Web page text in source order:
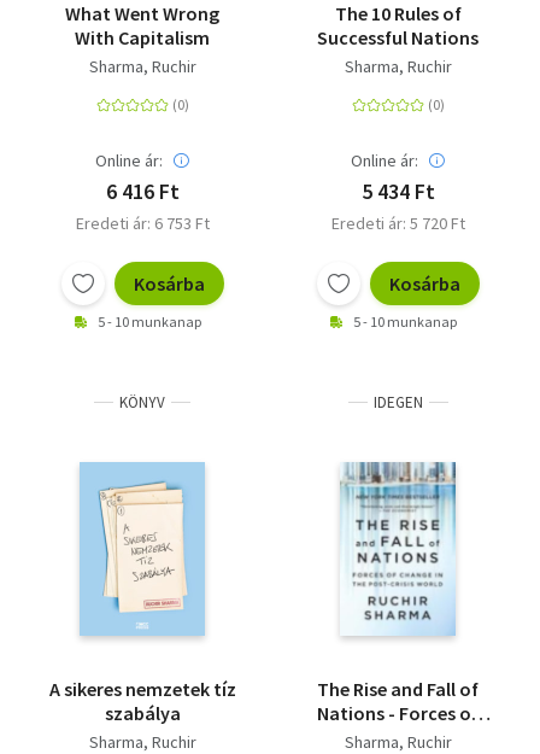
What Went Wrong
With Capitalism
Sharma, Ruchir
Online ár:
6 416 Ft
Eredeti ár: 6 753 Ft
Kosárba
5 - 10 munkanap
The 10 Rules of
Successful Nations
Sharma, Ruchir
Online ár:
5 434 Ft
Eredeti ár: 5 720 Ft
Kosárba
5 - 10 munkanap
KÖNYV
A sikeres nemzetek tíz
szabálya
Sharma, Ruchir
IDEGEN
The Rise and Fall of
Nations - Forces of
Change in the Post-
Sharma, Ruchir